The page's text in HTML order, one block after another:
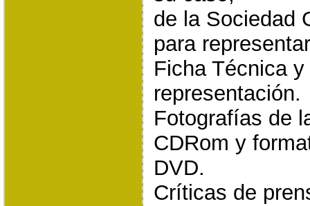
de la Sociedad
para
Ficha Técnica
representación.
Fotografías de
CDRom y
DVD.
Críticas de